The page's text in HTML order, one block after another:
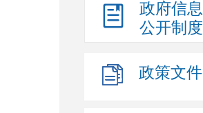
政府信息
公开制度
政策文件